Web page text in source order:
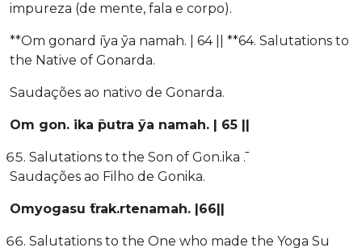
impureza (de mente, fala e corpo).
**Om gonard ̄ıya ̄ya namah. | 64 || **64. Salutations to
the Native of Gonarda.
Saudações ao nativo de Gonarda.
Om gon. ika ̄putra ̄ya namah. | 65 ||
Salutations to the Son of Gon.ika ̄.
Saudações ao Filho de Gonika.
Omyogasu ̄trak.rtenamah. |66||
Salutations to the One who made the Yoga Su